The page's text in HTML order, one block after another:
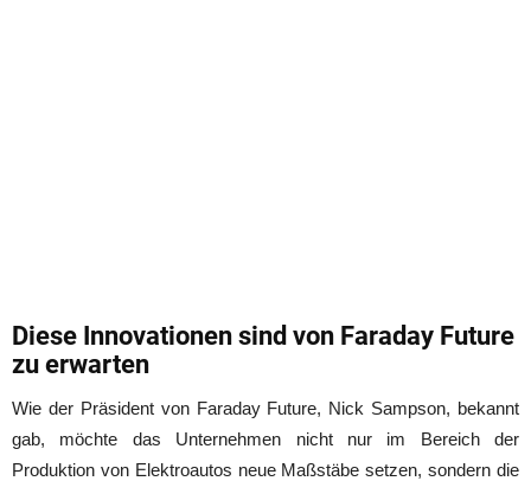
Diese Innovationen sind von Faraday Future
zu erwarten
Wie der Präsident von Faraday Future, Nick Sampson, bekannt
gab, möchte das Unternehmen nicht nur im Bereich der
Produktion von Elektroautos neue Maßstäbe setzen, sondern die